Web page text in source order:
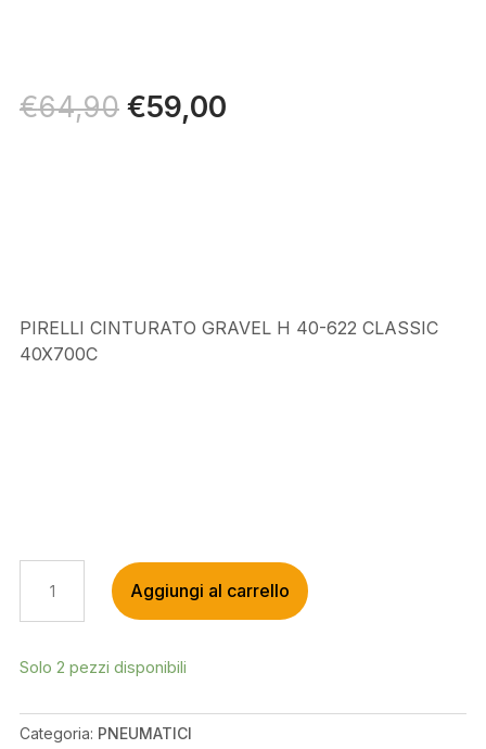
€64,90 Il
prezzo
€59,00Il
PIRELLI CINTURATO GRAVEL H 40-622 CLASSIC
40X700C
CINTURATO
GRAVEL
40-
CLASSIC
40X700C
Aggiungi al carrello
Solo 2 pezzi disponibili
Categoria: PNEUMATICI